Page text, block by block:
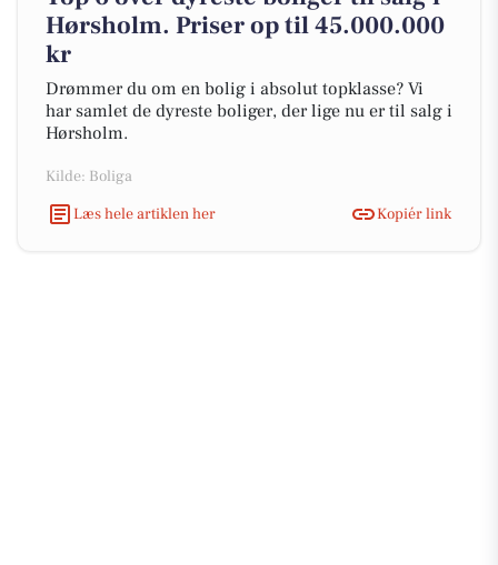
Hørsholm. Priser op til 45.000.000
kr
Drømmer du om en bolig i absolut topklasse? Vi
har samlet de dyreste boliger, der lige nu er til salg i
Hørsholm.
Kilde: Boliga
Læs hele artiklen her
Kopiér link